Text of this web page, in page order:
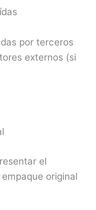
por terceros
externos (si
el
original